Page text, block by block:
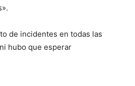
de incidentes en todas las
hubo que esperar